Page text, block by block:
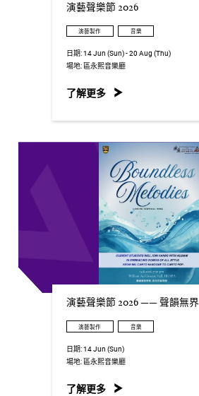
演藝聲樂節 2026
演藝製作 音樂
日期:14 Jun (Sun) - 20 Aug (Thu)
場地:區永熙音樂廳
了解更多
演藝聲樂節 2026 —— 聲韻無界
演藝製作 音樂
日期:14 Jun (Sun)
場地:區永熙音樂廳
了解更多